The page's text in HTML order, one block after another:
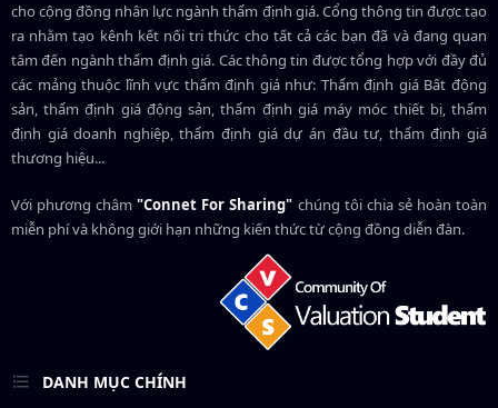
cho cộng đồng nhân lực ngànhthẩm định giá. Cổng thông tin được tạo
ra nhằm tạo kênh kết nối tri thức cho tất cả các bạn đã và đang quan
tâm đến ngành thẩm định giá. Các thông tin được tổng hợp với đầy đủ
các mảng thuộc lĩnh vực thẩm định giá như: Thẩm định giá Bất động
sản, thẩm định giá động sản, thẩm định giá máy móc thiết bị, thẩm
định giá doanh nghiệp, thẩm định giá dự án đầu tư, thẩm định giá
thương hiệu...
Với phương châm"Connet For Sharing" chúng tôi chia sẻ hoàn toàn
miễn phí và không giới hạn những kiến thức từ cộng đồng diễn đàn.
DANH MỤC CHÍNH